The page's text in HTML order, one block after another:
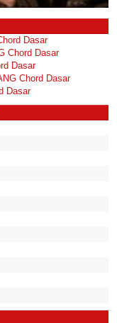
Dasar
Chord Dasar
Dasar
Chord Dasar
Dasar